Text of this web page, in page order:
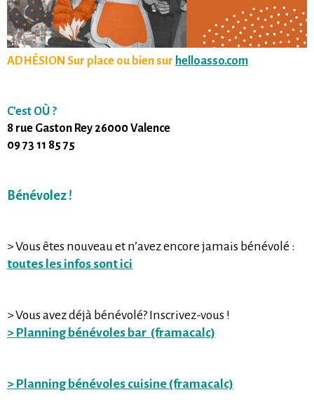
ADHÉSION Sur place ou bien sur helloasso.com
C'est OÙ ?
8 rue Gaston Rey 26000 Valence
09 73 11 85 75
Bénévolez !
> Vous êtes nouveau et n’avez encore jamais bénévolé :
toutes les infos sont ici
> Vous avez déjà bénévolé? Inscrivez-vous !
> Planning bénévoles bar (framacalc)
> Planning bénévoles cuisine (framacalc)